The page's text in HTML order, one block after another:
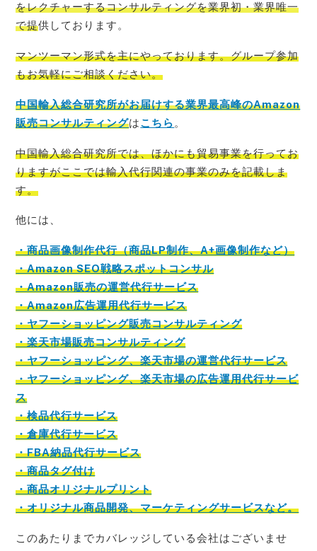
をレクチャーするコンサルティングを業界初・業界唯一
で提供しております。
マンツーマン形式を主にやっております。グループ参加
もお気軽にご相談ください。
中国輸入総合研究所がお届けする業界最高峰のAmazon
販売コンサルティングはこちら 。
中国輸入総合研究所では、ほかにも貿易事業を行ってお
りますがここでは輸入代行関連の事業のみを記載しま
す。
他には、
・商品画像制作代行（商品LP制作、A+画像制作など）
・Amazon SEO戦略スポットコンサル
・Amazon販売の運営代行サービス
・Amazon広告運用代行サービス
・ヤフーショッピング販売コンサルティング
・楽天市場販売コンサルティング
・ヤフーショッピング、楽天市場の運営代行サービス
・ヤフーショッピング、楽天市場の広告運用代行サービ
ス
・検品代行サービス
・倉庫代行サービス
・FBA納品代行サービス
・商品タグ付け
・商品オリジナルプリント
・オリジナル商品開発、マーケティングサービスなど。
このあたりまでカバレッジしている会社はございませ